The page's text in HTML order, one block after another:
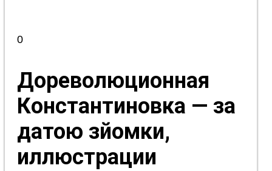
0
Дореволюционная
Константиновка — за
датою зйомки,
иллюстрации